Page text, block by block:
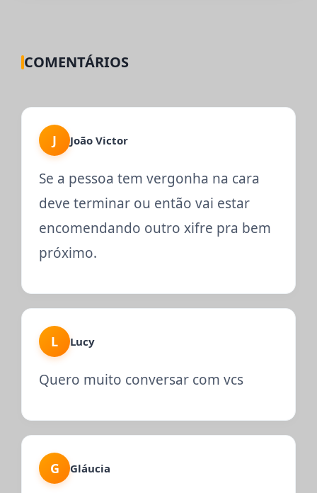
COMENTÁRIOS
J João Victor
Se a pessoa tem vergonha na cara
deve terminar ou então vai estar
encomendando outro xifre pra bem
próximo.
L Lucy
Quero muito conversar com vcs
G Gláucia